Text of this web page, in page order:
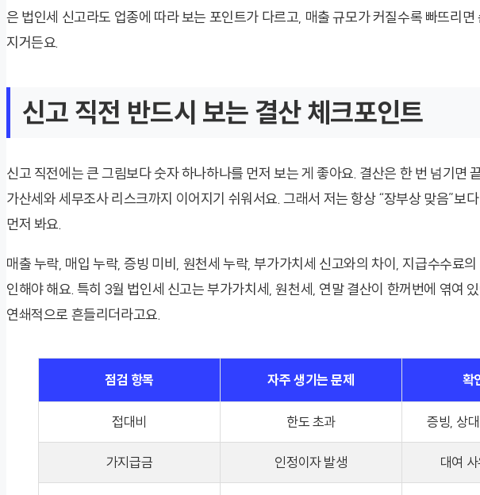
은 법인세 신고라도 업종에 따라 보는 포인트가 다르고, 매출 규모가 커질수록 빠뜨리
지거든요.
신고 직전 반드시 보는 결산 체크포인트
신고 직전에는 큰 그림보다 숫자 하나하나를 먼저 보는 게 좋아요. 결산은 한 번 넘기면
가산세와 세무조사 리스크까지 이어지기 쉬워서요. 그래서 저는 항상 “장부상 맞음”보
먼저 봐요.
매출 누락, 매입 누락, 증빙 미비, 원천세 누락, 부가가치세 신고와의 차이, 지급수수료
인해야 해요. 특히 3월 법인세 신고는 부가가치세, 원천세, 연말 결산이 한꺼번에 엮여
연쇄적으로 흔들리더라고요.
점검 항목 자주 생기는 문제 확
접대비 한도 초과 증빙, 상
가지급금 인정이자 발생 대여